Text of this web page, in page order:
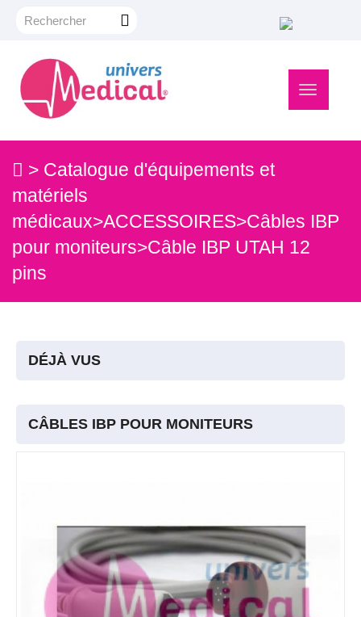
Navigation
> Catalogue d'équipements et
matériels
médicaux>ACCESSOIRES>Câbles IBP
pour moniteurs>Câble IBP UTAH 12
pins
DÉJÀ VUS
CÂBLES IBP POUR MONITEURS